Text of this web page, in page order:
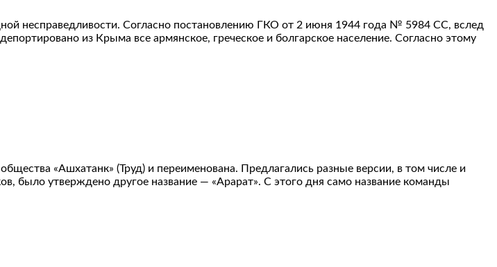
несправедливости. Согласно постановлению ГКО от 2 июня 1944 года № 5984 СС, вслед
из Крыма все армянское, греческое и болгарское население. Согласно этому
«Ашхатанк» (Труд) и переименована. Предлагались разные версии, в том числе и
было утверждено другое название — «Арарат». С этого дня само название команды